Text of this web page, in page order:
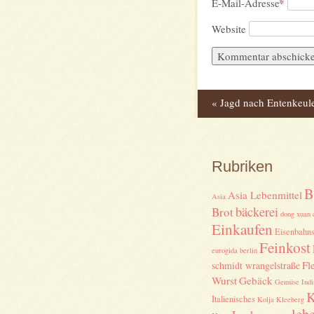
E-Mail-Adresse
Website
Post
« Jagd nach
Rubriken
Asia Asia Lebenmittel
Brotbäckerei dong xuan
Einkaufen
eurogida berlin Feinkost
schmidt wrangelstraße
WurstGebäck Gemüse
Italienisches Kolja Kleeberg